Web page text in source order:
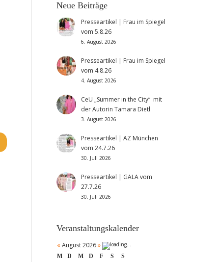
Neue Beiträge
Presseartikel | Frau im Spiegel
vom 5.8.26
6. August 2026
Presseartikel | Frau im Spiegel
vom 4.8.26
4. August 2026
CeU „Summer in the City“ mit
der Autorin Tamara Dietl
3. August 2026
Presseartikel | AZ München
vom 24.7.26
30. Juli 2026
Presseartikel | GALA vom
27.7.26
30. Juli 2026
Veranstaltungskalender
« August 2026 »
M D M D F S S